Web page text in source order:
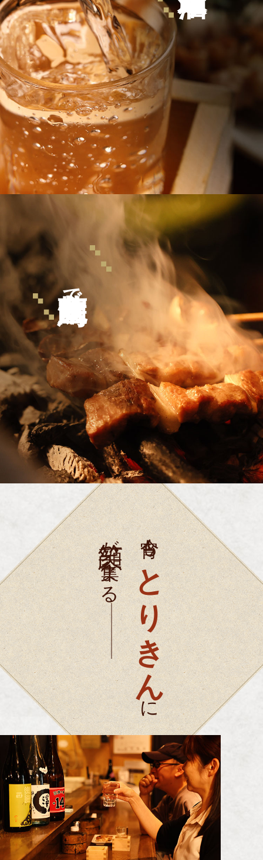
で、
今宵も
とりきん
に
笑顔
が集まる